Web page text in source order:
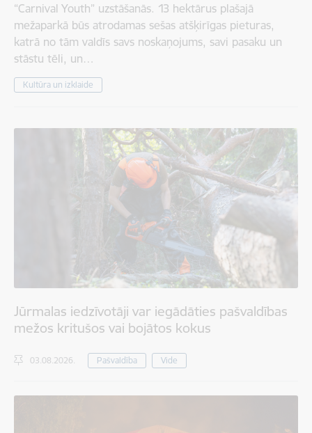
“Carnival Youth” uzstāšanās. 13 hektārus plašajā
mežaparkā būs atrodamas sešas atšķirīgas pieturas,
katrā no tām valdīs savs noskaņojums, savi pasaku un
stāstu tēli, un…
Kultūra un izklaide
Jūrmalas iedzīvotāji var iegādāties pašvaldības
mežos kritušos vai bojātos kokus
03.08.2026. Pašvaldība Vide